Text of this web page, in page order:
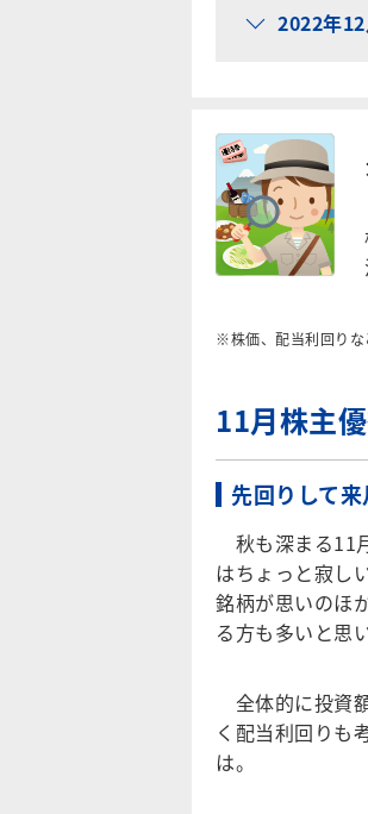
2022年
※株価、配当利回りな
11月株主
先回りして
秋も深まる11
はちょっと寂し
銘柄が思いのほ
る方も多いと思
全体的に投資
く配当利回りも
は。